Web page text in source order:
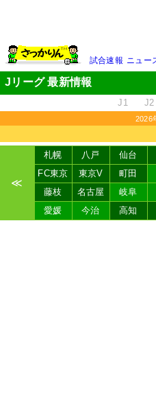
試合速報 ニュー
Jリーグ 最新情報
J1 J2
2026
≪
札幌 八戸 仙台
FC東京
東京V 町田
藤枝
名古屋 岐阜
愛媛
今治 高知